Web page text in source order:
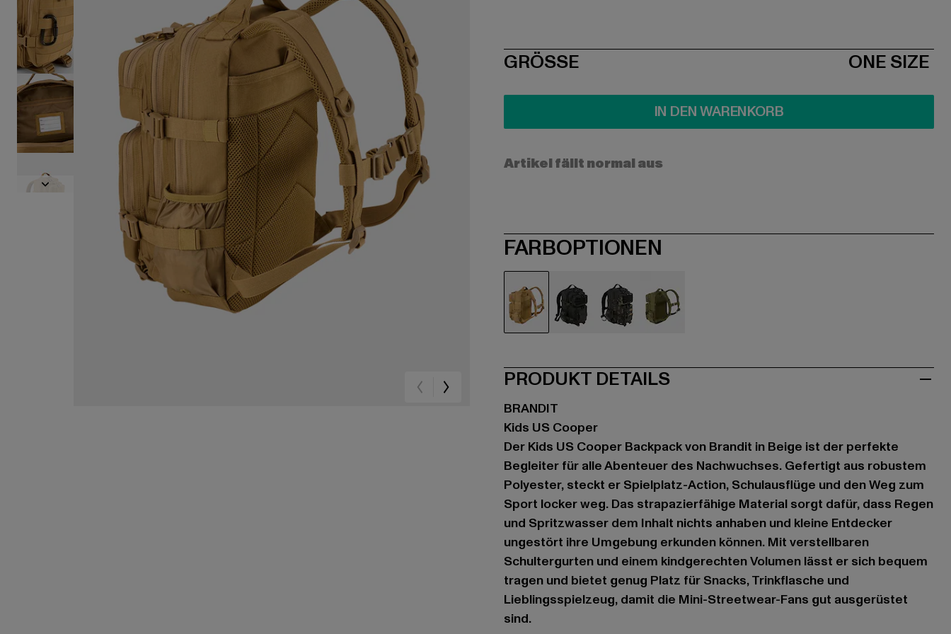
SIZE
GRÖSSE ONE SIZE
IN DEN WARENKORB
Artikel fällt normal aus
FARBOPTIONEN
PRODUKT DETAILS
BRANDIT
Kids US Cooper
Der Kids US Cooper Backpack von Brandit in Beige ist der perfekte
Begleiter für alle Abenteuer des Nachwuchses. Gefertigt aus robustem
Polyester, steckt er Spielplatz-Action, Schulausflüge und den Weg zum
Sport locker weg. Das strapazierfähige Material sorgt dafür, dass Regen
und Spritzwasser dem Inhalt nichts anhaben und kleine Entdecker
ungestört ihre Umgebung erkunden können. Mit verstellbaren
Schultergurten und einem kindgerechten Volumen lässt er sich bequem
tragen und bietet genug Platz für Snacks, Trinkflasche und
Lieblingsspielzeug, damit die Mini-Streetwear-Fans gut ausgerüstet
sind.